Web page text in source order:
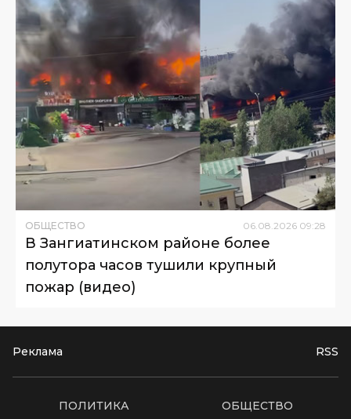
ОБЩЕСТВО 06 08 2026 09:28
В Зангиатинском районе более
полутора часов тушили крупный
пожар (видео)
Реклама RSS
ПОЛИТИКА
ОБЩЕСТВО